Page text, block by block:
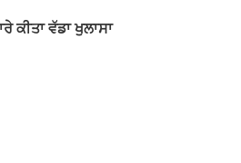
ਕੀਤਾ ਵੱਡਾ ਖੁਲਾਸਾ